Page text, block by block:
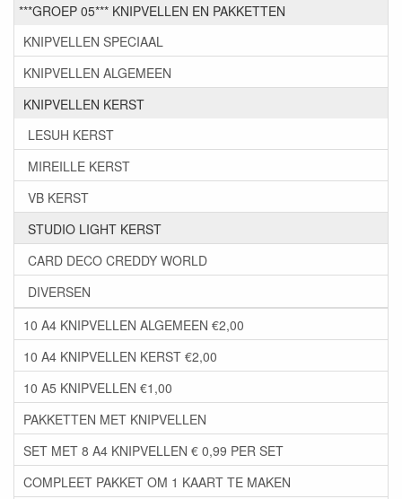
***GROEP 05*** KNIPVELLEN EN PAKKETTEN
KNIPVELLEN SPECIAAL
KNIPVELLEN ALGEMEEN
KNIPVELLEN KERST
LESUH KERST
MIREILLE KERST
VB KERST
STUDIO LIGHT KERST
CARD DECO CREDDY WORLD
DIVERSEN
10 A4 KNIPVELLEN ALGEMEEN €2,00
10 A4 KNIPVELLEN KERST €2,00
10 A5 KNIPVELLEN €1,00
PAKKETTEN MET KNIPVELLEN
SET MET 8 A4 KNIPVELLEN € 0,99 PER SET
COMPLEET PAKKET OM 1 KAART TE MAKEN